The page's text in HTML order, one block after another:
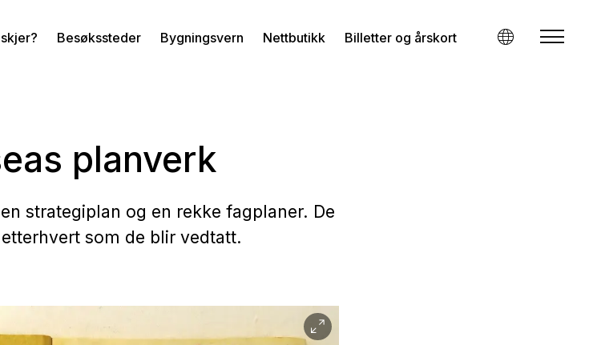
Besøkssteder Bygningsvern Nettbutikk Billetter og årskort
planverk
strategiplan og en rekke fagplaner. De
som de blir vedtatt.